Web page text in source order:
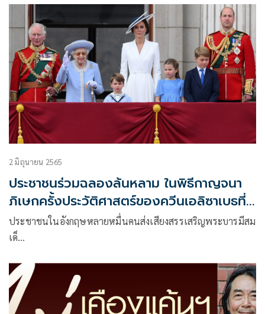
2 มิถุนายน 2565
ประชาชนร่วมฉลองล้นหลาม ในพิธีกาญจนา
ภิเษกครั้งประวัติศาสตร์ของควีนเอลิซาเบธที่
2
ประชาชนในอังกฤษหลายหมื่นคนส่งเสียงสรรเสริญพระบารมีสม
เด็…